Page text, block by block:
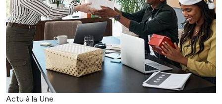
Actu à la Une